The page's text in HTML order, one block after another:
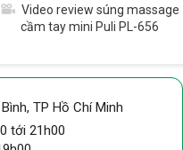
Video review súng massage
cầm tay mini Puli PL-656
TP Hồ Chí Minh
tới 21h00